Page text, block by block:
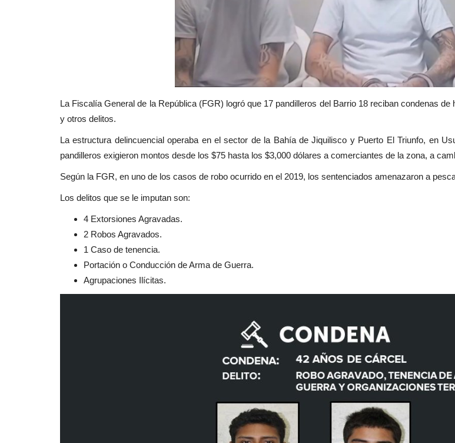
La Fiscalía General de la República (FGR) logró que 17 pandilleros del Barrio 18 reciban condenas
y otros delitos.
La estructura delincuencial operaba en el sector de la Bahía de Jiquilisco y Puerto El Triunfo, en
pandilleros exigieron montos desde los $75 hasta los $3,000 dólares a comerciantes de la zona, a
Según la FGR, en uno de los casos de robo ocurrido en el 2019, los sentenciados amenazaron a
Los delitos que se le imputan son:
4 Extorsiones Agravadas.
2 Robos Agravados.
1 Caso de tenencia.
Portación o Conducción de Arma de Guerra.
Agrupaciones Ilícitas.